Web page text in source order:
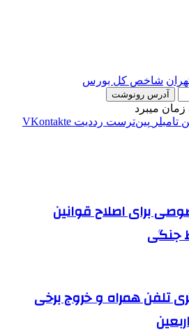
شاخص کل بورس
آدرس رونوشت
‫تامبلر ‫پین‌ترست ‫رددیت ‫VKontakte
برای اصلاح قوانین
جنگی
تلفن همراه و خروج برخی